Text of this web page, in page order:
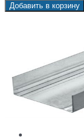
Добавить в корзину